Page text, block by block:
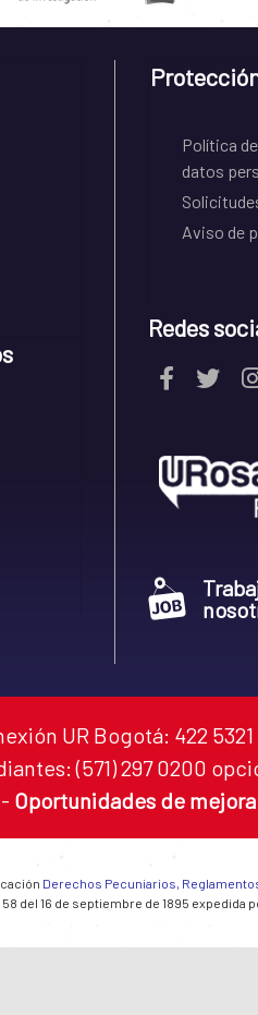
Política
datos
Aviso de
Redes
UR Bogotá: 422 5321
(571) 297 0200
- Oportunidades de mejora
Derechos Pecuniarios,
del 16 de septiembre de 1895 expedida